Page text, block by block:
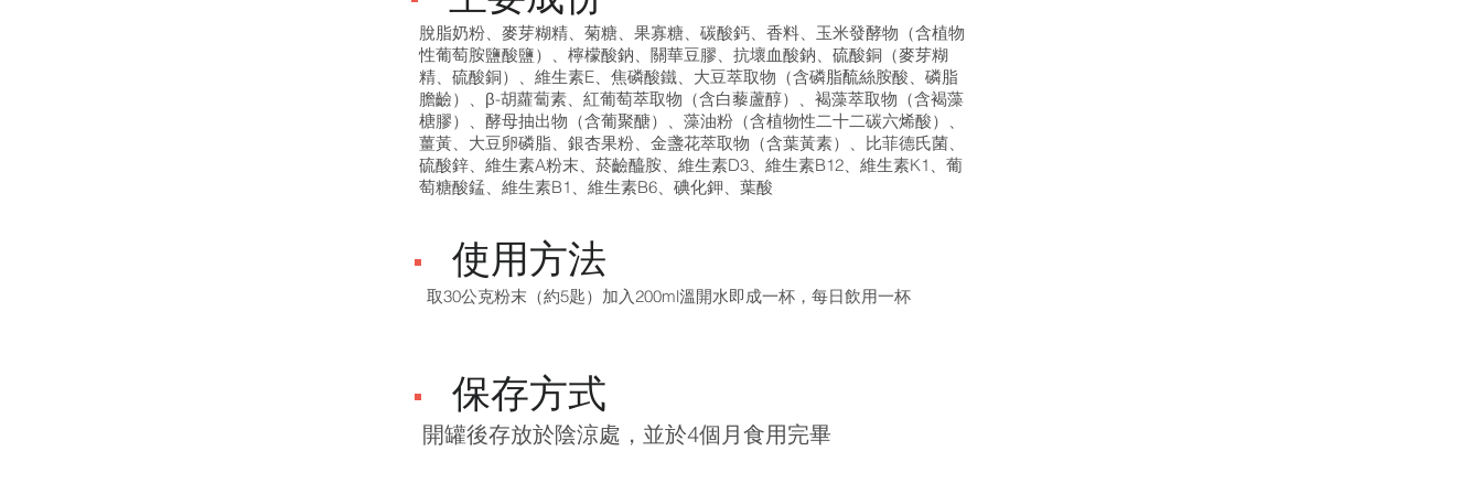
脫脂奶粉、麥芽糊精、菊糖、果寡糖、碳酸鈣、香料、玉米發酵物（含植物
性葡萄胺鹽酸鹽）、檸檬酸鈉、關華豆膠、抗壞血酸鈉、硫酸銅（麥芽糊
精、硫酸銅）、維生素E、焦磷酸鐵、大豆萃取物（含磷脂酼絲胺酸、磷脂
膽䶨）、β-胡蘿蔔素、紅葡萄萃取物（含白藜蘆醇）、褐藻萃取物（含褐藻
榶膠）、酵母抽出物（含葡聚醣）、藻油粉（含植物性二十二碳六烯酸）、
薑黃、大豆卵磷脂、銀杏果粉、金盞花萃取物（含葉黃素）、比菲德氏菌、
硫酸鋅、維生素A粉末、菸䶨醯胺、維生素D3、維生素B12、維生素K1、葡
萄糖酸錳、維生素B1、維生素B6、碘化鉀、葉酸
使用方法
取30公克粉末（約5匙）加入200ml溫開水即成一杯，每日飲用一杯
開罐後存放於陰涼處，並於4個月食用完畢
保存方式